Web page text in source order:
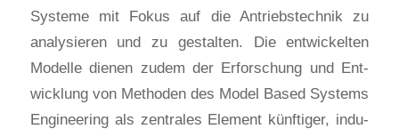
Systeme mit Fokus auf die Antriebstechnik zu
analysieren und zu gestalten. Die entwickelten
Modelle dienen zudem der Erfor­schung und Ent­
wicklung von Me­thoden des Model Based Systems
Engineering als zentrales Element künftiger, indu­